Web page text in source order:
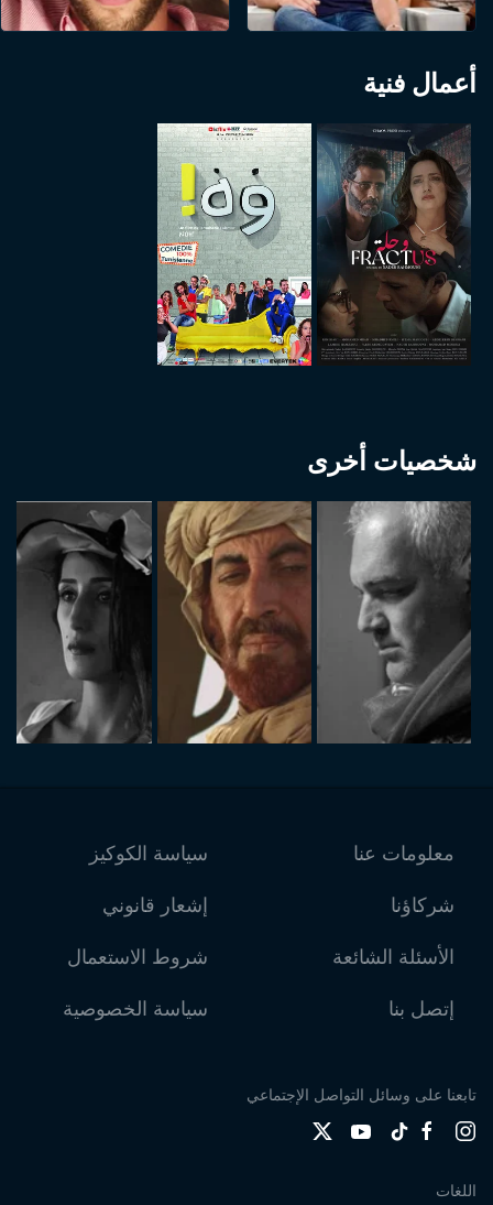
أعمال فنية
شخصيات أخرى
معلومات عنا
شركاؤنا
الأسئلة الشائعة
إتصل بنا
سياسة الكوكيز
إشعار قانوني
شروط الاستعمال
سياسة الخصوصية
تابعنا على وسائل التواصل الإجتماعي
اللغات